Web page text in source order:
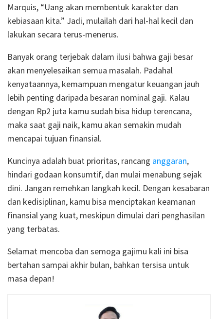
Marquis, “Uang akan membentuk karakter dan
kebiasaan kita.” Jadi, mulailah dari hal-hal kecil dan
lakukan secara terus-menerus.
Banyak orang terjebak dalam ilusi bahwa gaji besar
akan menyelesaikan semua masalah. Padahal
kenyataannya, kemampuan mengatur keuangan jauh
lebih penting daripada besaran nominal gaji. Kalau
dengan Rp2 juta kamu sudah bisa hidup terencana,
maka saat gaji naik, kamu akan semakin mudah
mencapai tujuan finansial.
Kuncinya adalah buat prioritas, rancang anggaran,
hindari godaan konsumtif, dan mulai menabung sejak
dini. Jangan remehkan langkah kecil. Dengan kesabaran
dan kedisiplinan, kamu bisa menciptakan keamanan
finansial yang kuat, meskipun dimulai dari penghasilan
yang terbatas.
Selamat mencoba dan semoga gajimu kali ini bisa
bertahan sampai akhir bulan, bahkan tersisa untuk
masa depan!